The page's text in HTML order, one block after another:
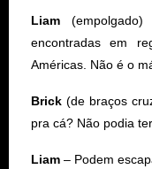
Liam
encontradas em
Américas. Não é o
Brick (de braços
pra cá? Não podia
Liam – Podem